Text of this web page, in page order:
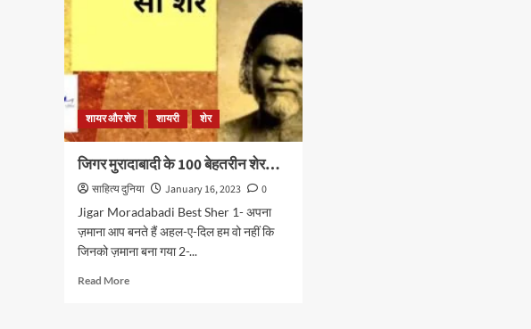
शायर और शेर शायरी शेर
जिगर मुरादाबादी के 100 बेहतरीन शेर…
साहित्य दुनिया January 16, 2023
0
Jigar Moradabadi Best Sher 1- अपना
ज़माना आप बनते हैं अहल-ए-दिल हम वो नहीं कि
जिनको ज़माना बना गया 2-...
Read MoreRead